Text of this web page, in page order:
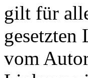
gilt für
vom